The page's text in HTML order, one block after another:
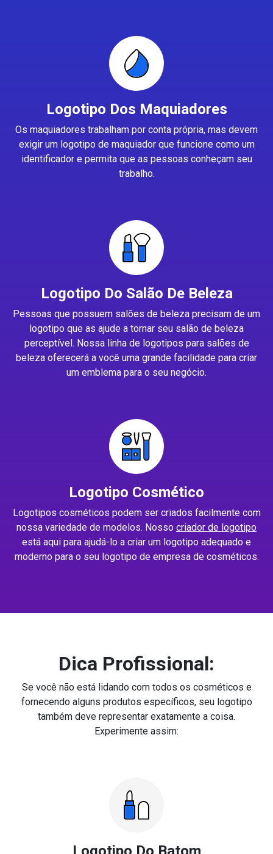
Logotipo Dos Maquiadores
Os maquiadores trabalham por conta própria, mas devem
exigir um logotipo de maquiador que funcione como um
identificador e permita que as pessoas conheçam seu
trabalho.
Logotipo Do Salão De Beleza
Pessoas que possuem salões de beleza precisam de um
logotipo que as ajude a tornar seu salão de beleza
perceptível. Nossa linha de logotipos para salões de
beleza oferecerá a você uma grande facilidade para criar
um emblema para o seu negócio.
Logotipo Cosmético
Logotipos cosméticos podem ser criados facilmente com
nossa variedade de modelos. Nosso criador de logotipo
está aqui para ajudá-lo a criar um logotipo adequado e
moderno para o seu logotipo de empresa de cosméticos.
Dica Profissional:
Se você não está lidando com todos os cosméticos e
fornecendo alguns produtos específicos, seu logotipo
também deve representar exatamente a coisa.
Experimente assim: